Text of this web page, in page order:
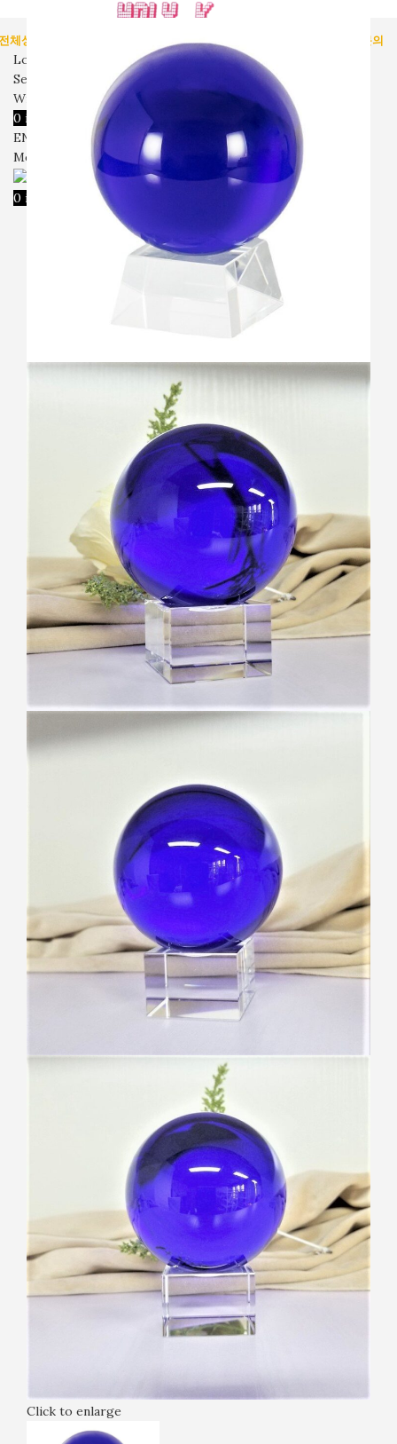
체상품 벽시계입고예정 문의
Login / Register
Search
Wishlist
0 items
ENG
Menu
0 items
Click to enlarge